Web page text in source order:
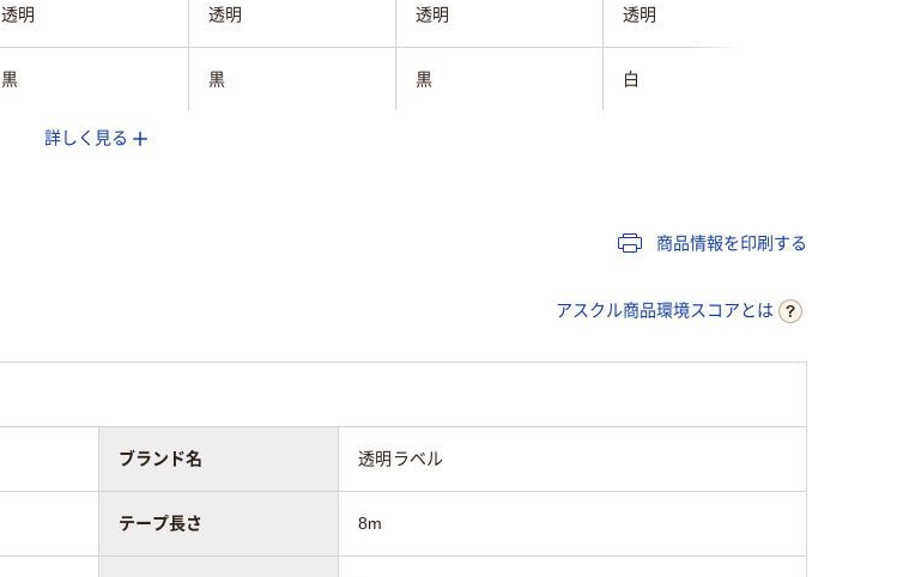
透明 透明 透明 透明
黒 黒 黒 白
12mm詳しく見る
商品情報を印刷する
アスクル商品環境スコアとは
ブランド名 透明ラベル
テープ長さ 8m